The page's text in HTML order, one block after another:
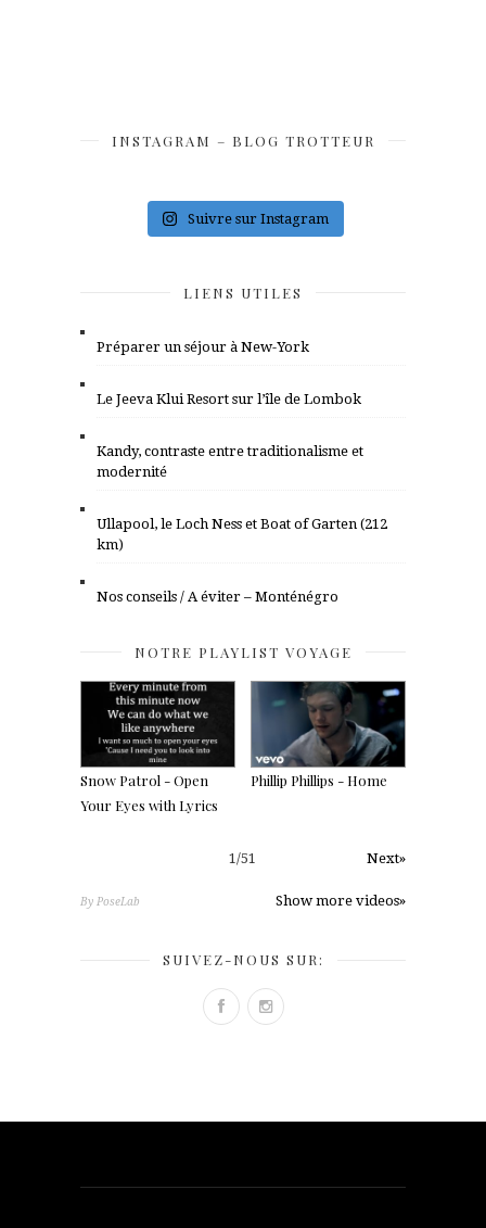
INSTAGRAM – BLOG TROTTEUR
Suivre sur Instagram
LIENS UTILES
Préparer un séjour à New-York
Le Jeeva Klui Resort sur l’île de Lombok
Kandy, contraste entre traditionalisme et
modernité
Ullapool, le Loch Ness et Boat of Garten (212
km)
Nos conseils / A éviter – Monténégro
NOTRE PLAYLIST VOYAGE
Snow Patrol - Open
Your Eyes with Lyrics
Phillip Phillips - Home
1/51 Next»
By PoseLab Show more videos»
SUIVEZ-NOUS SUR: